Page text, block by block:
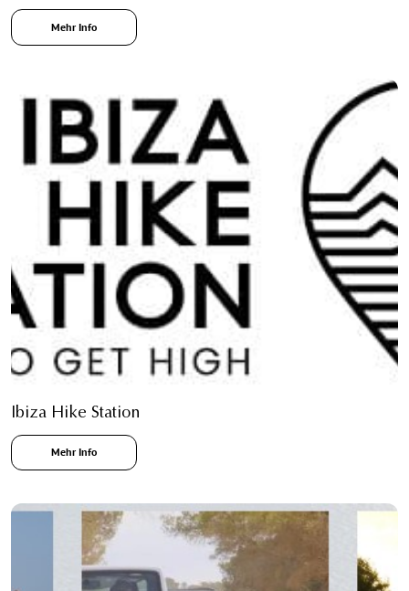
Mehr Info
Ibiza Hike Station
Mehr Info